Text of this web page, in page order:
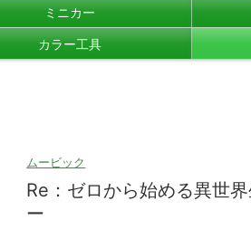
ミニカー
カラー工具
ムービック
Re：ゼロから始める異世
ー